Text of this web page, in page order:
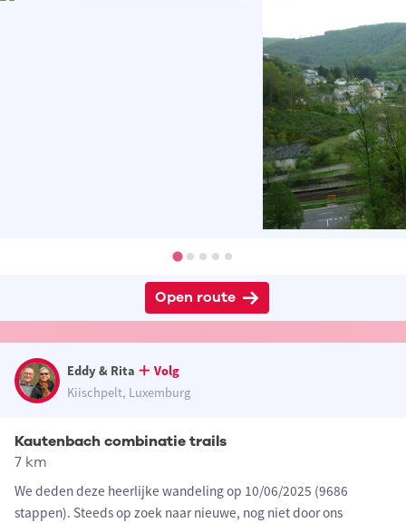
Open route
Eddy & Rita
Volg
Kiischpelt, Luxemburg
Kautenbach combinatie trails
7 km
We deden deze heerlijke wandeling op 10/06/2025 (9686
stappen). Steeds op zoek naar nieuwe, nog niet door ons